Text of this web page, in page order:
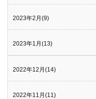
2023年2月(9)
2023年1月(13)
2022年12月(14)
2022年11月(11)